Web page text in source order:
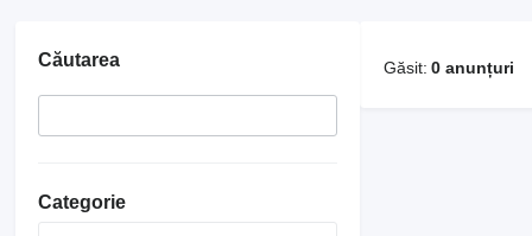
Căutarea
Categorie
Găsit: 0 anunțuri